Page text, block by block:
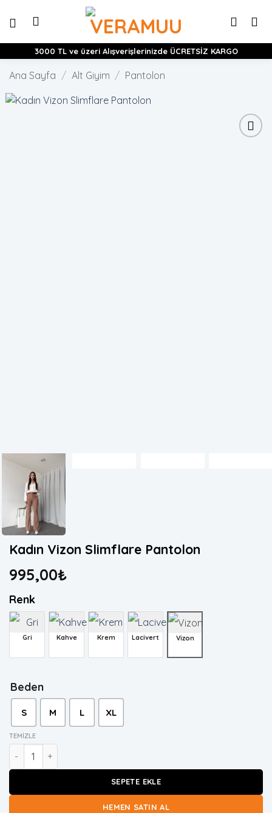
atla
3000 TL ve üzeri Alışverişlerinizde ÜCRETSİZ KARGO
Ana Sayfa / Alt Giyim / Pantolon
Kadın Vizon Slimflare Pantolon
995,00₺
Renk
Gri Kahve Krem Lacivert Vizon
Beden
S M L XL
TEMIZLE
SEPETE EKLE
HEMEN SATIN AL